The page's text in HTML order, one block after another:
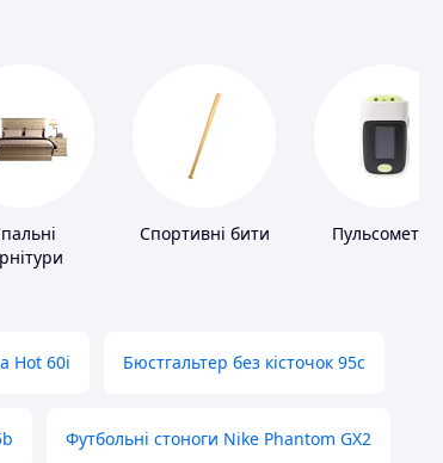
Спортивні бити Пульсометри
Hot 60i Бюстгальтер без кісточок 95с
Футбольні стоноги Nike Phantom GX2